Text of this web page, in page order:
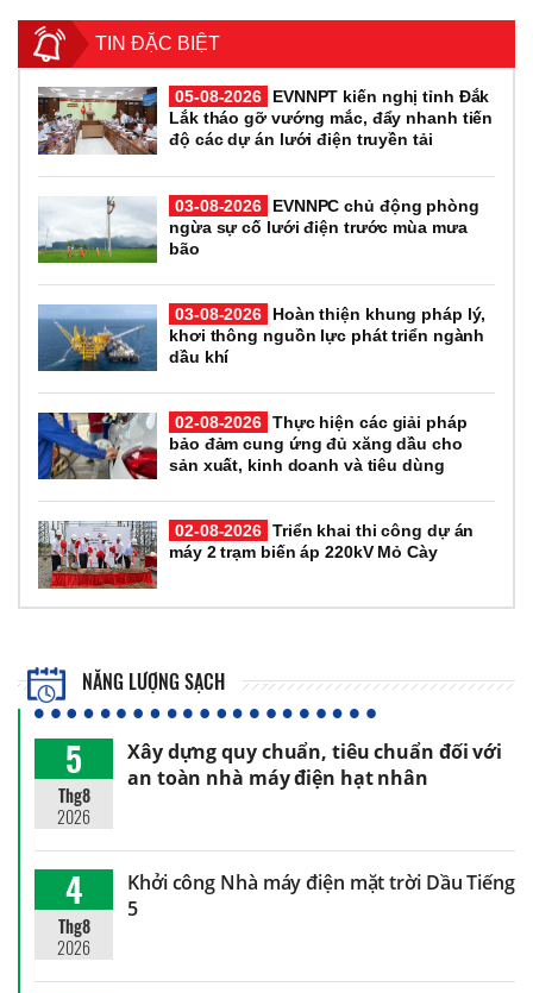
TIN ĐẶC BIỆT
05-08-2026
EVNNPT kiến nghị tỉnh Đắk
Lắk tháo gỡ vướng mắc, đẩy nhanh tiến
độ các dự án lưới điện truyền tải
03-08-2026
EVNNPC chủ động phòng
ngừa sự cố lưới điện trước mùa mưa
bão
03-08-2026
Hoàn thiện khung pháp lý,
khơi thông nguồn lực phát triển ngành
dầu khí
02-08-2026 Thực hiện các giải pháp
bảo đảm cung ứng đủ xăng dầu cho
sản xuất, kinh doanh và tiêu dùng
02-08-2026 Triển khai thi công dự án
máy 2 trạm biến áp 220kV Mỏ Cày
NĂNG LƯỢNG SẠCH
5
Thg8
2026
Xây dựng quy chuẩn, tiêu chuẩn đối với
an toàn nhà máy điện hạt nhân
4
Thg8
2026
Khởi công Nhà máy điện mặt trời Dầu Tiếng
5